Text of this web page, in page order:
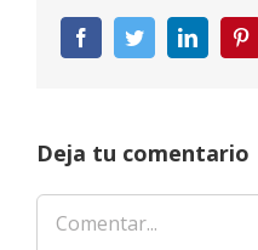
FacebookTwitterLinkedIn
Deja tu comentario
Comentar